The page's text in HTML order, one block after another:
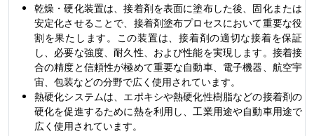
乾燥・硬化装置は、接着剤を表面に塗布した後、固化または
安定化させることで、接着剤塗布プロセスにおいて重要な役
割を果たします。この装置は、接着剤の適切な接着を保証
し、必要な強度、耐久性、および性能を実現します。接着接
合の精度と信頼性が極めて重要な自動車、電子機器、航空宇
宙、包装などの分野で広く使用されています。
熱硬化システムは、エポキシや熱硬化性樹脂などの接着剤の
硬化を促進するために熱を利用し、工業用途や自動車用途で
広く使用されています。